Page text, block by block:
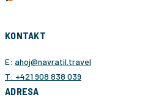
KONTAKT
E: ahoj@navratil.travel
T: +421 908 838 039
ADRESA